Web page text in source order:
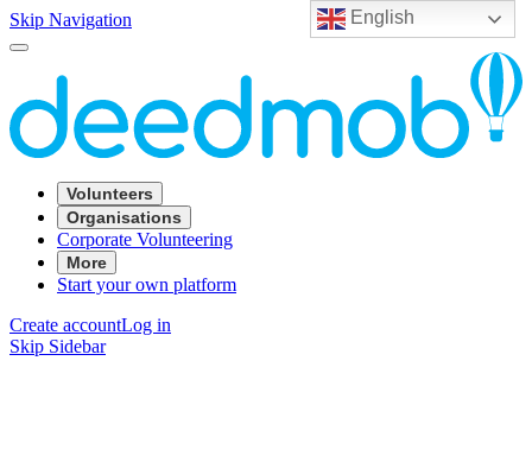
English
Skip Navigation
Volunteers
Organisations
Corporate Volunteering
More
Start your own platform
Create accountLog in
Skip Sidebar